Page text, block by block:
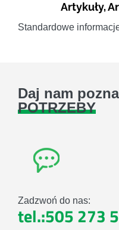
Artykuły,
Standardowe
Daj nam
POTRZEBY
Zadzwoń do nas:
tel.:505 273